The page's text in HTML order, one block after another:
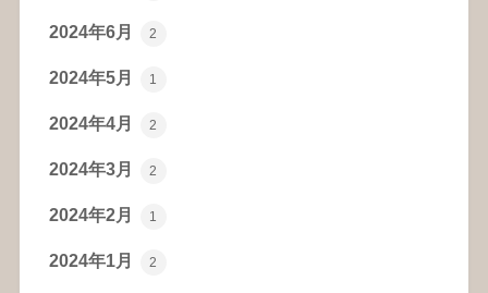
2024年6月 2
2024年5月 1
2024年4月 2
2024年3月 2
2024年2月 1
2024年1月 2